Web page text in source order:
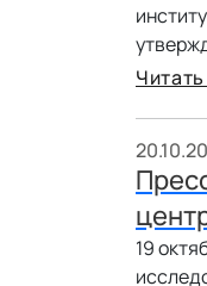
Читать
19